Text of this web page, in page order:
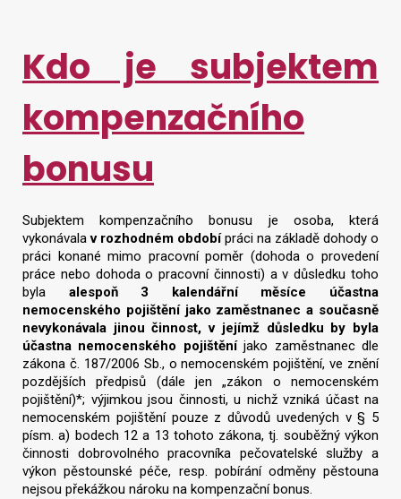
Kdo je subjektem
kompenzačního
bonusu
Subjektem kompenzačního bonusu je osoba, která
vykonávalav rozhodném obdobípráci na základě dohody o
práci konané mimo pracovní poměr (dohoda o provedení
práce nebo dohoda o pracovní činnosti) a v důsledku toho
byla alespoň 3 kalendářní měsíce účastna
nemocenského pojištění jako zaměstnanec a současně
nevykonávala jinou činnost, v jejímž důsledku by byla
účastna nemocenského pojištěníjako zaměstnanec dle
zákona č. 187/2006 Sb., o nemocenském pojištění, ve znění
pozdějších předpisů (dále jen „zákon o nemocenském
pojištění)*; výjimkou jsou činnosti, u nichž vzniká účast na
nemocenském pojištění pouze z důvodů uvedených v § 5
písm. a) bodech 12 a 13 tohoto zákona, tj. souběžný výkon
činnosti dobrovolného pracovníka pečovatelské služby a
výkon pěstounské péče, resp. pobírání odměny pěstouna
nejsou překážkou nároku na kompenzační bonus.